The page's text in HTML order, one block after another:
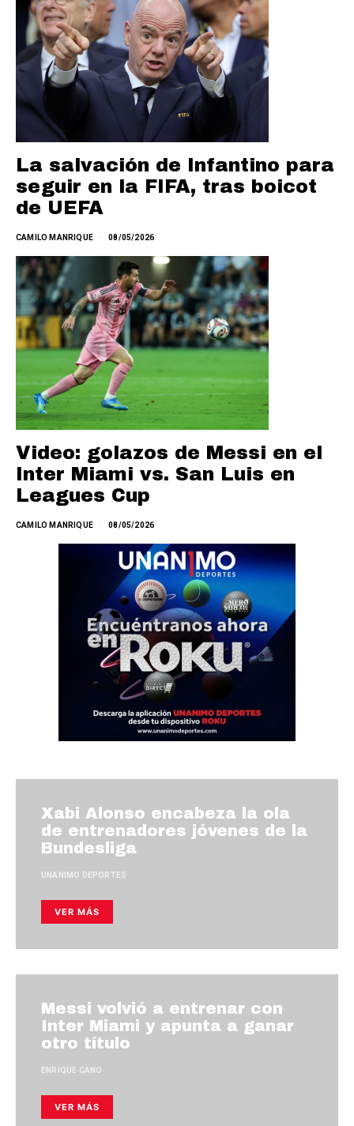
La salvación de Infantino para
seguir en la FIFA, tras boicot
de UEFA
CAMILO MANRIQUE 08/05/2026
Video: golazos de Messi en el
Inter Miami vs. San Luis en
Leagues Cup
CAMILO MANRIQUE 08/05/2026
Xabi Alonso encabeza la ola
de entrenadores jóvenes de la
Bundesliga
UNANIMO DEPORTES
VER MÁS
Messi volvió a entrenar con
Inter Miami y apunta a ganar
otro título
ENRIQUE CANO
VER MÁS